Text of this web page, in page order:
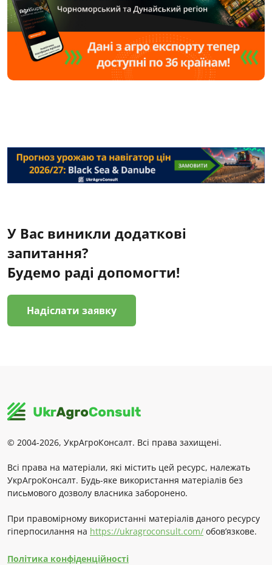
У Вас виникли додаткові
запитання?
Будемо раді допомогти!
Надіслати заявку
© 2004-2026, УкрАгроКонсалт. Всі права захищені.
Всі права на матеріали, які містить цей ресурс, належать
УкрАгроКонсалт. Будь-яке використання матеріалів без
письмового дозволу власника заборонено.
При правомірному використанні матеріалів даного ресурсу
гіперпосилання на https://ukragroconsult.com/ обов’язкове.
Політика конфіденційності